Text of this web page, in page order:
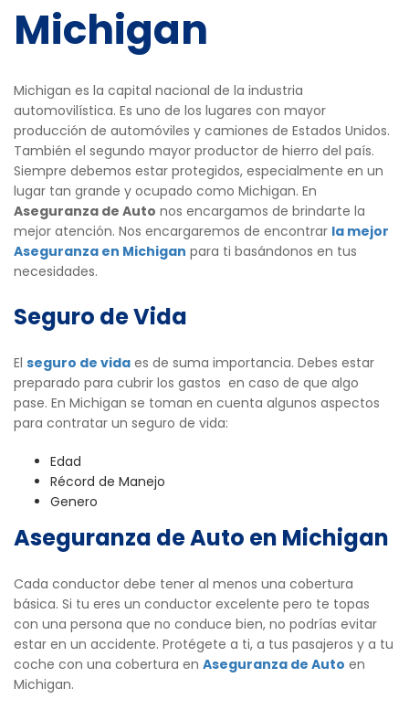
Michigan
Michigan es la capital nacional de la industria
automovilística. Es uno de los lugares con mayor
producción de automóviles y camiones de Estados Unidos.
También el segundo mayor productor de hierro del país.
Siempre debemos estar protegidos, especialmente en un
lugar tan grande y ocupado como Michigan. En
Aseguranza de Auto nos encargamos de brindarte la
mejor atención. Nos encargaremos de encontrar la mejor
Aseguranza en Michigan para ti basándonos en tus
necesidades.
Seguro de Vida
El seguro de vida es de suma importancia. Debes estar
preparado para cubrir los gastos en caso de que algo
pase. En Michigan se toman en cuenta algunos aspectos
para contratar un seguro de vida:
Edad
Récord de Manejo
Genero
Aseguranza de Auto en Michigan
Cada conductor debe tener al menos una cobertura
básica. Si tu eres un conductor excelente pero te topas
con una persona que no conduce bien, no podrías evitar
estar en un accidente. Protégete a ti, a tus pasajeros y a tu
coche con una cobertura en Aseguranza de Auto en
Michigan.